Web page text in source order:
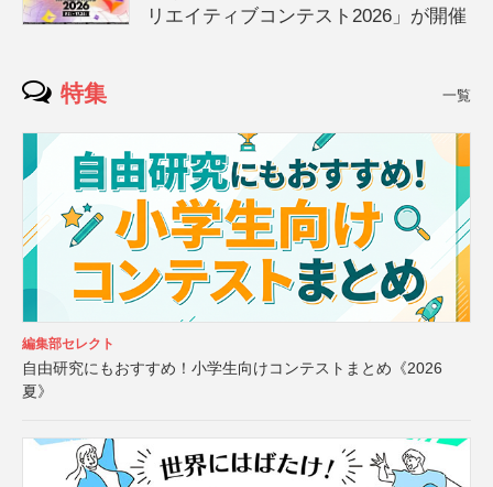
リエイティブコンテスト2026」が開催
特集 一覧
編集部セレクト
自由研究にもおすすめ！小学生向けコンテストまとめ《2026
夏》